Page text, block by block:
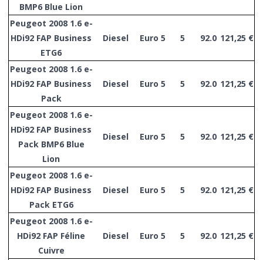
BMP6 Blue Lion
Peugeot 2008 1.6 e-
HDi92 FAP Business
ETG6
Diesel Euro 5 5 92.0 121,25 €
Peugeot 2008 1.6 e-
HDi92 FAP Business
Pack
Diesel Euro 5 5 92.0 121,25 €
Peugeot 2008 1.6 e-
HDi92 FAP Business
Pack BMP6 Blue
Lion
Diesel Euro 5 5 92.0 121,25 €
Peugeot 2008 1.6 e-
HDi92 FAP Business
Pack ETG6
Diesel Euro 5 5 92.0 121,25 €
Peugeot 2008 1.6 e-
HDi92 FAP Féline
Cuivre
Diesel Euro 5 5 92.0 121,25 €